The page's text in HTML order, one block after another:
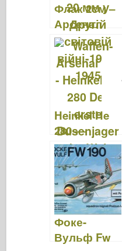
Флак 2см –
Арсенал
зброї 142
Heinkel He
280 —
Ваффен
Арсенал 108
Фоке-
Вульф Fw